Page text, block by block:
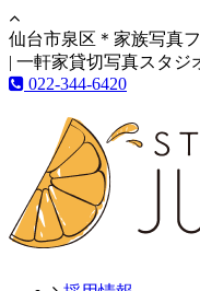
仙台市泉区＊家族写真
| 一軒家貸切写真スタジ
022-344-6420